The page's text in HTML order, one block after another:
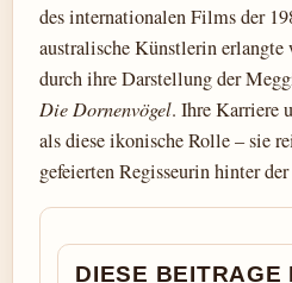
des internationalen Films der
australische Künstlerin
durch ihre Darstellung der
Die Dornenvögel. Ihre Karriere
als diese ikonische Rolle – sie
gefeierten Regisseurin hinter
DIESE BEITRAGE